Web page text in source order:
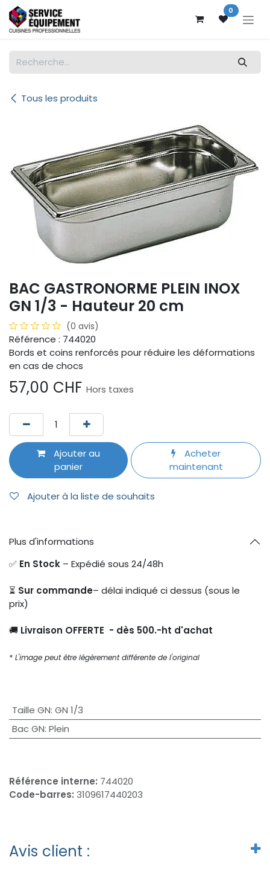
Se rendre au contenu 0
Tous les produits
BAC GASTRONORME PLEIN INOX
GN 1/3 - Hauteur 20 cm
(0 avis)
Référence : 744020
Bords et coins renforcés pour réduire les déformations
en cas de chocs
57,00 CHF Hors taxes
Ajouter au
panier
Acheter
maintenant
Ajouter à la liste de souhaits
Plus d'informations
✅ En Stock – Expédié sous 24/48h
⏳ Sur commande– délai indiqué ci dessus (sous le
prix)
🚚 Livraison OFFERTE - dès 500.-ht d'achat
* L'image peut être légèrement différente de l'original
Taille GN: GN 1/3
Bac GN: Plein
Référence interne: 744020
Code-barres: 3109617440203
Avis client :